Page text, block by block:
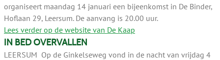
organiseert maandag 14 januari een bijeenkomst in De Binder,
Hoflaan 29, Leersum. De aanvang is 20.00 uur.
Lees verder op de website van De Kaap
IN BED OVERVALLEN
LEERSUM Op de Ginkelseweg vond in de nacht van vrijdag 4